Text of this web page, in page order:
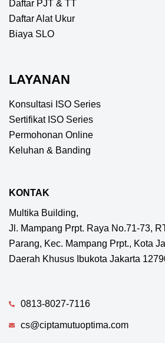
Daftar PJT & TT
Daftar Alat Ukur
Biaya SLO
LAYANAN
Konsultasi ISO Series
Sertifikat ISO Series
Permohonan Online
Keluhan & Banding
KONTAK
Multika Building,
Jl. Mampang Prpt. Raya No.71-73,
Parang, Kec. Mampang Prpt., Kota
Daerah Khusus Ibukota Jakarta
0813-8027-7116
cs@ciptamutuoptima.com